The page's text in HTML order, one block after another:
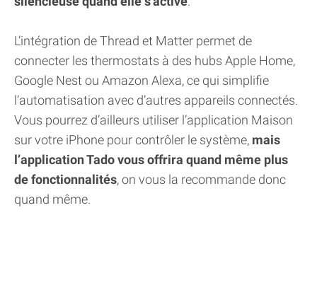
L’intégration de Thread et Matter permet de
connecter les thermostats à des hubs Apple Home,
Google Nest ou Amazon Alexa, ce qui simplifie
l’automatisation avec d’autres appareils connectés.
Vous pourrez d’ailleurs utiliser l’application Maison
sur votre iPhone pour contrôler le système, mais
l’application Tado vous offrira quand même plus
de fonctionnalités, on vous la recommande donc
quand même.